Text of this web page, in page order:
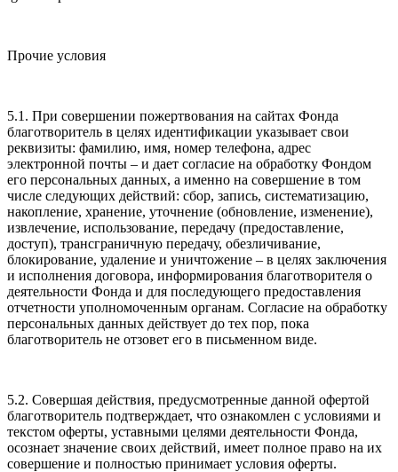
Прочие условия
5.1. При совершении пожертвования на сайтах Фонда
благотворитель в целях идентификации указывает свои
реквизиты: фамилию, имя, номер телефона, адрес
электронной почты – и дает согласие на обработку Фондом
его персональных данных, а именно на совершение в том
числе следующих действий: сбор, запись, систематизацию,
накопление, хранение, уточнение (обновление, изменение),
извлечение, использование, передачу (предоставление,
доступ), трансграничную передачу, обезличивание,
блокирование, удаление и уничтожение – в целях заключения
и исполнения договора, информирования благотворителя о
деятельности Фонда и для последующего предоставления
отчетности уполномоченным органам. Согласие на обработку
персональных данных действует до тех пор, пока
благотворитель не отзовет его в письменном виде.
5.2. Совершая действия, предусмотренные данной офертой
благотворитель подтверждает, что ознакомлен с условиями и
текстом оферты, уставными целями деятельности Фонда,
осознает значение своих действий, имеет полное право на их
совершение и полностью принимает условия оферты.